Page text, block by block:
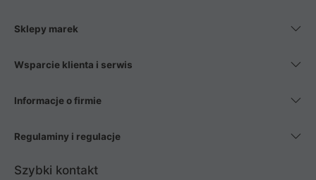
Sklepy marek
Wsparcie klienta i serwis
Informacje o firmie
Regulaminy i regulacje
Szybki kontakt